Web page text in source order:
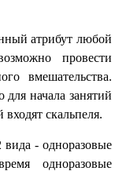
атрибут любой
провести
вмешательства.
начала занятий
скальпеля.
вида - одноразовые
одноразовые